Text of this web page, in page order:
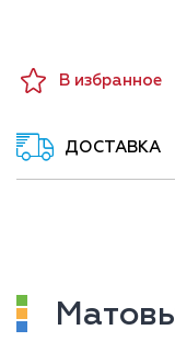
В избранное
ДОСТАВКА